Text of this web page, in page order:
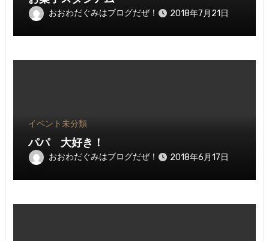
おおわだぐみはブログだぜ！ 2018年7月21日
イベント未分類
パパ 大好き！
おおわだぐみはブログだぜ！ 2018年6月17日